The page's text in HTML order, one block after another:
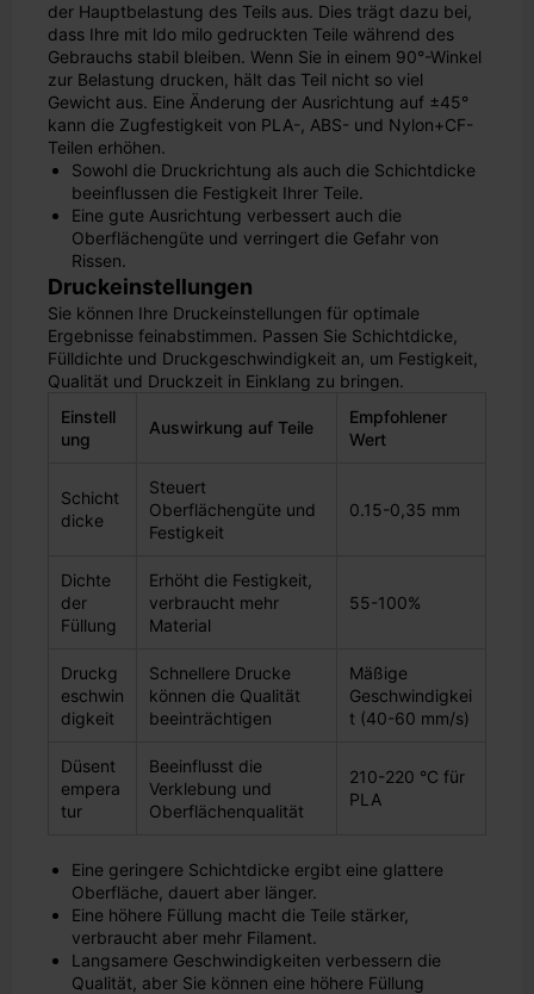
der Hauptbelastung des Teils aus. Dies trägt dazu bei,
dass Ihre mit ldo milo gedruckten Teile während des
Gebrauchs stabil bleiben. Wenn Sie in einem 90°-Winkel
zur Belastung drucken, hält das Teil nicht so viel
Gewicht aus. Eine Änderung der Ausrichtung auf ±45°
kann die Zugfestigkeit von PLA-, ABS- und Nylon+CF-
Teilen erhöhen.
Sowohl die Druckrichtung als auch die Schichtdicke
beeinflussen die Festigkeit Ihrer Teile.
Eine gute Ausrichtung verbessert auch die
Oberflächengüte und verringert die Gefahr von
Rissen.
Druckeinstellungen
Sie können Ihre Druckeinstellungen für optimale
Ergebnisse feinabstimmen. Passen Sie Schichtdicke,
Fülldichte und Druckgeschwindigkeit an, um Festigkeit,
Qualität und Druckzeit in Einklang zu bringen.
Einstell
ung
Auswirkung auf Teile
Empfohlener
Wert
Schicht
dicke
Steuert
Oberflächengüte und
Festigkeit
0.15-0,35 mm
Dichte
der
Füllung
Erhöht die Festigkeit,
verbraucht mehr
Material
55-100%
Druckg
eschwin
digkeit
Schnellere Drucke
können die Qualität
beeinträchtigen
Mäßige
Geschwindigkei
t (40-60 mm/s)
Düsent
empera
tur
Beeinflusst die
Verklebung und
Oberflächenqualität
210-220 °C für
PLA
Eine geringere Schichtdicke ergibt eine glattere
Oberfläche, dauert aber länger.
Eine höhere Füllung macht die Teile stärker,
verbraucht aber mehr Filament.
Langsamere Geschwindigkeiten verbessern die
Qualität, aber Sie können eine höhere Füllung